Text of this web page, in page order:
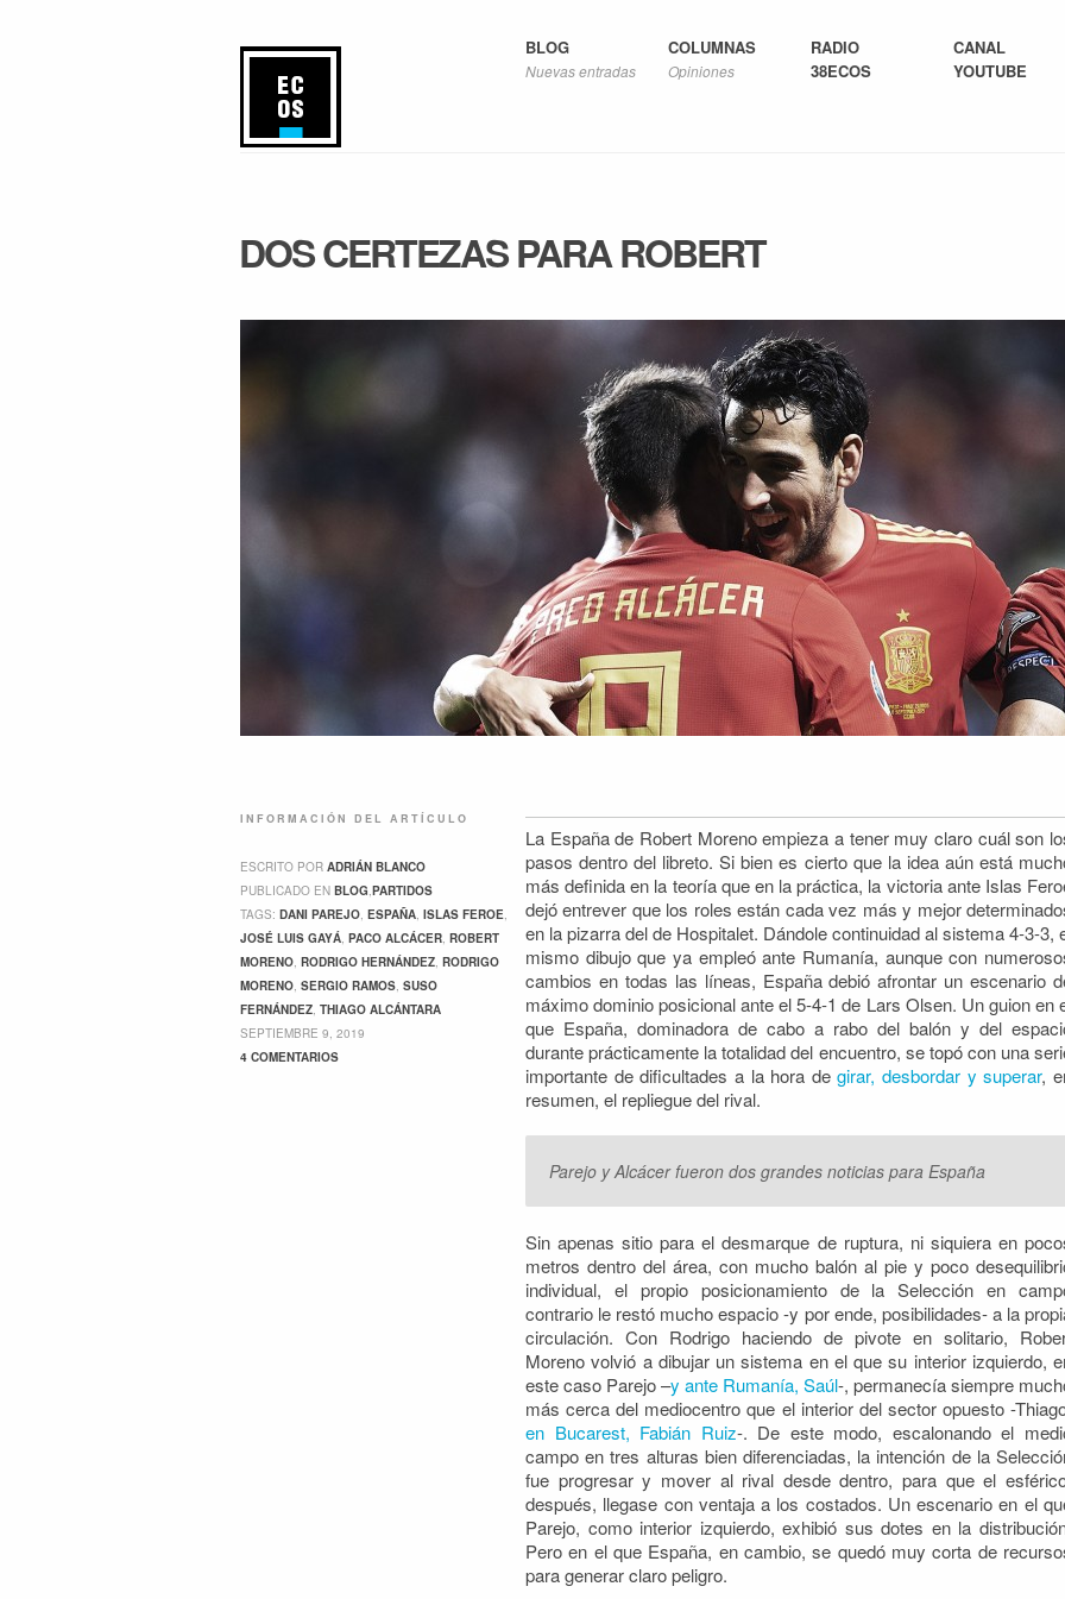
BLOG
Nuevas entradas
COLUMNAS
Opiniones
RADIO
38ECOS
CANAL
YOUTUBE
DOS CERTEZAS PARA ROBERT
La España de Robert Moreno empieza a tener muy claro cuál son
pasos dentro del libreto. Si bien es cierto que la idea aún está
más definida en la teoría que en la práctica, la victoria ante Islas
dejó entrever que los roles están cada vez más y mejor
en la pizarra del de Hospitalet. Dándole continuidad al sistema 4-3-3,
mismo dibujo que ya empleó ante Rumanía, aunque con
cambios en todas las líneas, España debió afrontar un escenario
máximo dominio posicional ante el 5-4-1 de Lars Olsen. Un guion en
que España, dominadora de cabo a rabo del balón y del
durante prácticamente la totalidad del encuentro, se topó con una
importante de dificultades a la hora degirar, desbordar y superar,
resumen, el repliegue del rival.
Parejo y Alcácer fueron dos grandes noticias para España
Sin apenas sitio para el desmarque de ruptura, ni siquiera en
metros dentro del área, con mucho balón al pie y poco
individual, el propio posicionamiento de la Selección en
contrario le restó mucho espacio -y por ende, posibilidades- a la
circulación. Con Rodrigo haciendo de pivote en solitario,
Moreno volvió a dibujar un sistema en el que su interior izquierdo,
este caso Parejo –y ante Rumanía, Saúl-, permanecía siempre
más cerca del mediocentro que el interior del sector opuesto -
en Bucarest, Fabián Ruiz-. De este modo, escalonando el
campo en tres alturas bien diferenciadas, la intención de la
fue progresar y mover al rival desde dentro, para que el
después, llegase con ventaja a los costados. Un escenario en el
Parejo, como interior izquierdo, exhibió sus dotes en la
Pero en el que España, en cambio, se quedó muy corta de
para generar claro peligro.
INFORMACIÓN DEL ARTÍCULO
ESCRITO POR ADRIÁN BLANCO
PUBLICADO EN BLOG,PARTIDOS
TAGS: DANI PAREJO, ESPAÑA, ISLAS FEROE,
JOSÉ LUIS GAYÁ, PACO ALCÁCER, ROBERT
MORENO, RODRIGO HERNÁNDEZ, RODRIGO
MORENO, SERGIO RAMOS, SUSO
FERNÁNDEZ, THIAGO ALCÁNTARA
SEPTIEMBRE 9, 2019
4 COMENTARIOS